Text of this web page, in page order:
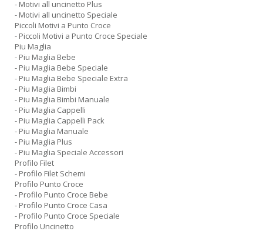
- Motivi all uncinetto Plus
- Motivi all uncinetto Speciale
Piccoli Motivi a Punto Croce
- Piccoli Motivi a Punto Croce Speciale
Piu Maglia
- Piu Maglia Bebe
- Piu Maglia Bebe Speciale
- Piu Maglia Bebe Speciale Extra
- Piu Maglia Bimbi
- Piu Maglia Bimbi Manuale
- Piu Maglia Cappelli
- Piu Maglia Cappelli Pack
- Piu Maglia Manuale
- Piu Maglia Plus
- Piu Maglia Speciale Accessori
Profilo Filet
- Profilo Filet Schemi
Profilo Punto Croce
- Profilo Punto Croce Bebe
- Profilo Punto Croce Casa
- Profilo Punto Croce Speciale
Profilo Uncinetto